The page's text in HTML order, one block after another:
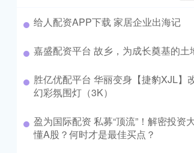
​给人配资APP下载 家居企业出海记
嘉盛配资平台 故乡，为成长奠基的土
胜亿优配平台 华丽变身【捷豹XJL】
幻彩氛围灯（3K）
盈为国际配资 私募“顶流”！解密投资
懂A股？何时才是最佳买点？